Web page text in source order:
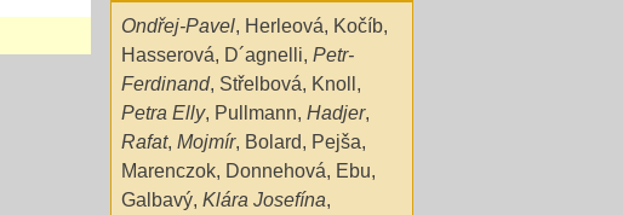
Ondřej-Pavel, Herleová, Kočíb,
Hasserová, D´agnelli, Petr-
Ferdinand, Střelbová, Knoll ,
Petra Elly, Pullmann, Hadjer,
Rafat, Mojmír, Bolard, Pejša,
Marenczok, Donnehová, Ebu,
Galbavý, Klára Josefína,